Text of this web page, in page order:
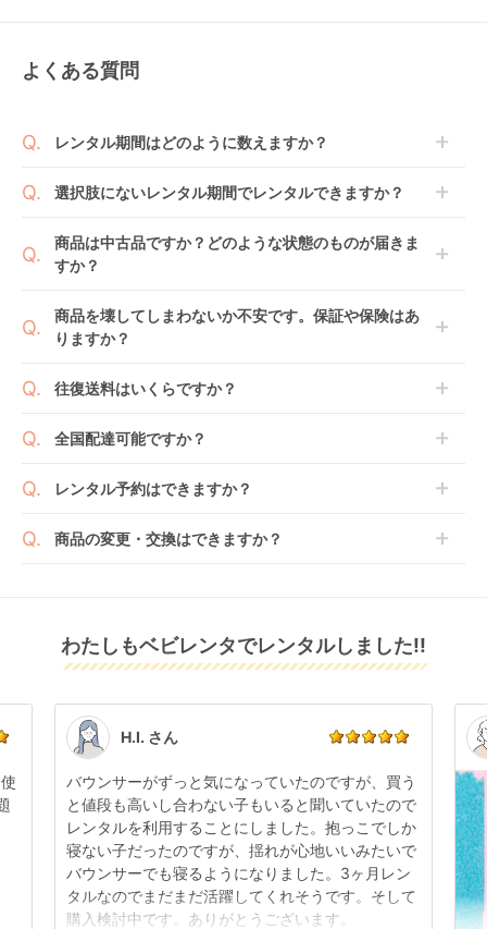
よくある質問
レンタル期間はどのように数えますか？
開始日1日目となります。
日までに配送業者（佐川急便）に商品の引渡しとなり
ます。
選択肢にないレンタル期間でレンタルできますか？
間の利用が可能です。
例えば4ヶ月の場合、3ヶ月レンタル＋1ヶ月延長とし
の上で、早期にご返却ください。
商品は中古品ですか？どのような状態のものが届きま
すか？
のもございます。
新品商品はメーカーから仕入れた状態のものをお送り
走行テストを行う場合がございます。
となる場合がございます。その際、メーカーの都合に
場合や、在庫切れによりご注文をキャンセルさせてい
い。
※万が一キャンセルとなった場合には、代金は全額ご
てお届けしております。そのため、小さなキズや使用
感はございますが、故障や大きなキズ、シミなどのリ
す。
点検清掃については
もご確認ください。
商品を壊してしまわないか不安です。保証や保険はあ
りますか？
おります。
ョンをご購入ください。
詳しくはこちらをご確認ください。
往復送料はいくらですか？
へ入れ、カートページから住所を入力すると送料が確
全国配達可能ですか？
※空港への配達はご対応できかねますのであらかじめ
レンタル予約はできますか？
可能ですので、商品のご注文時にご希望のお日にちに
商品の変更・交換はできますか？
また、レンタル期間の変更も商品発送前であれば変更
可能です。
い。
わたしもベビレンタでレンタルしました!!
H.I. さん
バウンサーがずっと気になっていたのですが、買う
と値段も高いし合わない子もいると聞いていたので
レンタルを利用することにしました。抱っこでしか
寝ない子だったのですが、揺れが心地いいみたいで
バウンサーでも寝るようになりました。3ヶ月レン
タルなのでまだまだ活躍してくれそうです。そして
購入検討中です。ありがとうございます。